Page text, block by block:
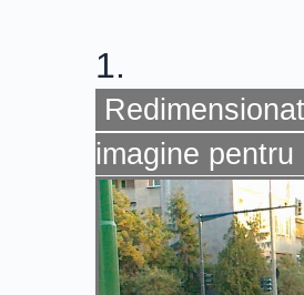
1.
imagine pentru